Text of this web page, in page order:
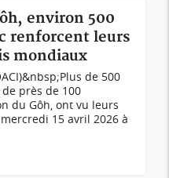
environ 500
renforcent leurs
mondiaux
de 500
près de 100
du Gôh, ont vu leurs
15 avril 2026 à